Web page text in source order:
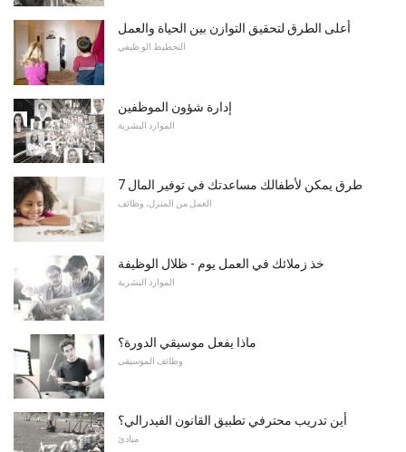
أعلى الطرق لتحقيق التوازن بين الحياة والعمل
التخطيط الو ظيفي
إدارة شؤون الموظفين
الموارد البشرية
7 طرق يمكن لأطفالك مساعدتك في توفير المال
العمل من المنزل، وظائف
خذ زملائك في العمل يوم - ظلال الوظيفة
الموارد البشرية
ماذا يفعل موسيقي الدورة؟
وظائف الموسيقى
أين تدريب محترفي تطبيق القانون الفيدرالي؟
مبادئ